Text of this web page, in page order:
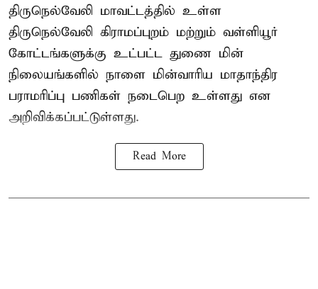
திருநெல்வேலி மாவட்டத்தில் உள்ள
திருநெல்வேலி கிராமப்புறம் மற்றும் வள்ளியூர்
கோட்டங்களுக்கு உட்பட்ட துணை மின்
நிலையங்களில் நாளை மின்வாரிய மாதாந்திர
பராமரிப்பு பணிகள் நடைபெற உள்ளது என
அறிவிக்கப்பட்டுள்ளது.
Read More